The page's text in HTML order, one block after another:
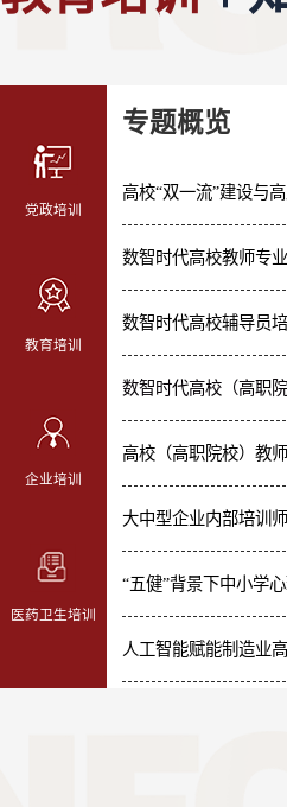
党政培训
教育培训
企业培训
医药卫生培训
专题概览
高校“双一流”建设与
数智时代高校教师专
数智时代高校辅导员
数智时代高校（高职
高校（高职院校）教
大中型企业内部培训
人工智能赋能制造业